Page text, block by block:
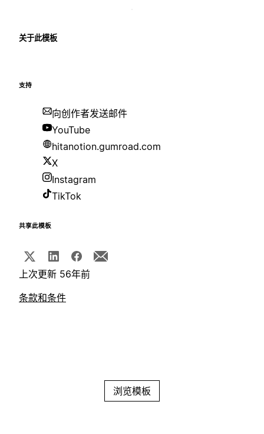
关于此模板
支持
向创作者发送邮件
YouTube
hitanotion.gumroad.com
X
Instagram
TikTok
共享此模板
上次更新 56年前
条款和条件
浏览模板